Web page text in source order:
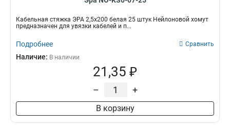
Кабельная стяжка ЭРА 2,5х200 белая 25 штук Нейлоновой хомут
предназначен для увязки кабелей и п...
Подробнее Сравнить
Наличие: В наличии
21,35 ₽
– +
В корзину